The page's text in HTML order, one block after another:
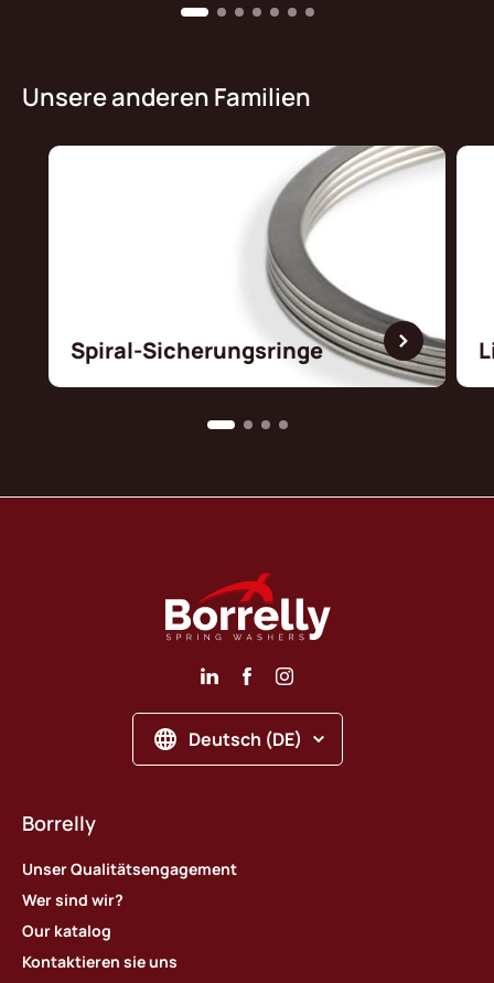
Unsere anderen Familien
Spiral-Sicherungsringe
Deutsch (DE)
Borrelly
Unser Qualitätsengagement
Wer sind wir?
Our katalog
Kontaktieren sie uns